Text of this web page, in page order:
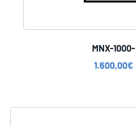
MNX-1000-
1.600,00€